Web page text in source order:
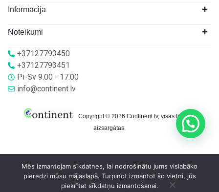
Informācija
Noteikumi
+37127793450
+37127793451
Pi-Sv 9.00 - 17.00
info@continent.lv
Copyright © 2026 Continent.lv, visas tiesības
aizsargātas.
Mēs izmantojam sīkdatnes, lai nodrošinātu jums vislabāko
pieredzi mūsu mājaslapā. Turpinot izmantot šo vietni, jūs
piekrītat sīkdatņu izmantošanai.